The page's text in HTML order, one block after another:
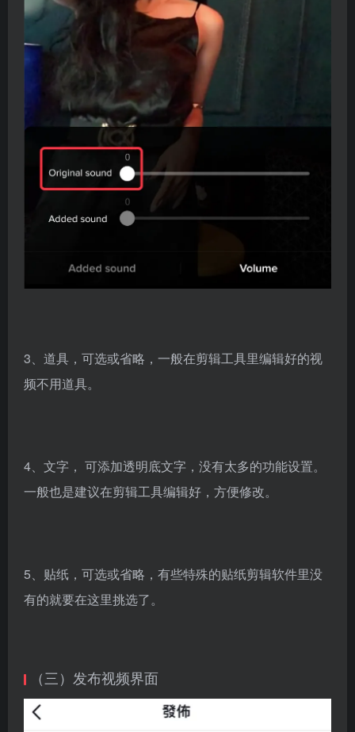
3、道具，可选或省略，一般在剪辑工具里编辑好的视
频不用道具。
4、文字， 可添加透明底文字，没有太多的功能设置。
一般也是建议在剪辑工具编辑好，方便修改。
5、贴纸，可选或省略，有些特殊的贴纸剪辑软件里没
有的就要在这里挑选了。
（三）发布视频界面